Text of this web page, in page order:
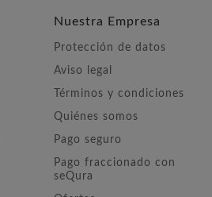
Nuestra Empresa
Protección de datos
Aviso legal
Términos y condiciones
Quiénes somos
Pago seguro
Pago fraccionado con
seQura